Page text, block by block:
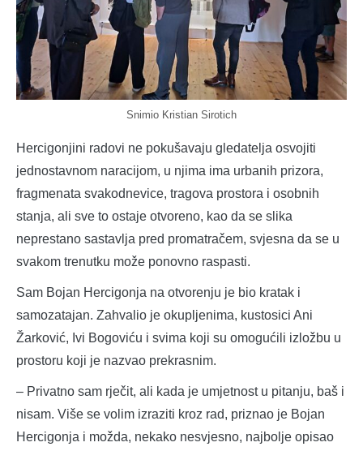
Snimio Kristian Sirotich
Hercigonjini radovi ne pokušavaju gledatelja osvojiti
jednostavnom naracijom, u njima ima urbanih prizora,
fragmenata svakodnevice, tragova prostora i osobnih
stanja, ali sve to ostaje otvoreno, kao da se slika
neprestano sastavlja pred promatračem, svjesna da se u
svakom trenutku može ponovno raspasti.
Sam Bojan Hercigonja na otvorenju je bio kratak i
samozatajan. Zahvalio je okupljenima, kustosici Ani
Žarković, Ivi Bogoviću i svima koji su omogućili izložbu u
prostoru koji je nazvao prekrasnim.
– Privatno sam rječit, ali kada je umjetnost u pitanju, baš i
nisam. Više se volim izraziti kroz rad, priznao je Bojan
Hercigonja i možda, nekako nesvjesno, najbolje opisao